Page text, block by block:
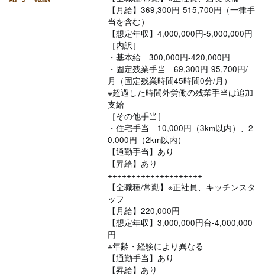
【月給】369,300円-515,700円（一律手
当を含む）
【想定年収】4,000,000円-5,000,000円
［内訳］
・基本給 300,000円-420,000円
・固定残業手当 69,300円-95,700円/
月（固定残業時間45時間0分/月）
※超過した時間外労働の残業手当は追加
支給
［その他手当］
・住宅手当 10,000円（3km以内）、2
0,000円（2km以内）
【通勤手当】あり
【昇給】あり
++++++++++++++++++++
【全職種/常勤】※正社員、キッチンスタ
ッフ
【月給】220,000円-
【想定年収】3,000,000円台-4,000,000
円
※年齢・経験により異なる
【通勤手当】あり
【昇給】あり